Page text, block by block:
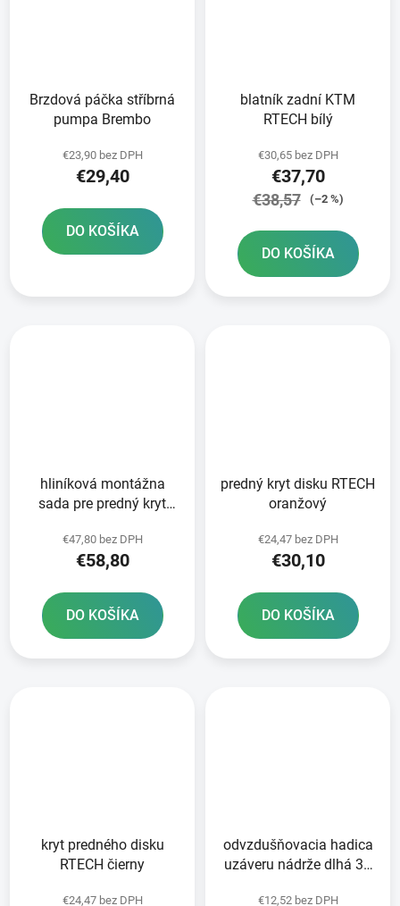
Brzdová páčka stříbrná
pumpa Brembo
€23,90 bez DPH
€29,40
DO KOŠÍKA
blatník zadní KTM
RTECH bílý
€30,65 bez DPH
€37,70
€38,57 (–2 %)
DO KOŠÍKA
hliníková montážna
sada pre predný kryt
€47,80 bez DPH
€58,80
DO KOŠÍKA
predný kryt disku RTECH
oranžový
€24,47 bez DPH
€30,10
DO KOŠÍKA
kryt predného disku
RTECH čierny
€24,47 bez DPH
odvzdušňovacia hadica
uzáveru nádrže dlhá 36
€12,52 bez DPH